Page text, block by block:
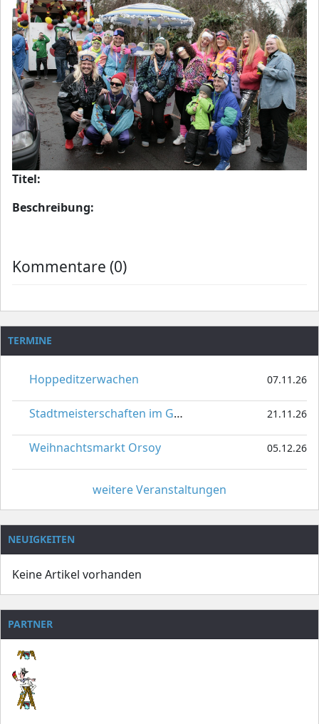
Titel:
Beschreibung:
Kommentare (0)
TERMINE
Hoppeditzerwachen 07.11.26
Stadtmeisterschaften im Gardetanz 21.11.26
Weihnachtsmarkt Orsoy 05.12.26
weitere Veranstaltungen
NEUIGKEITEN
Keine Artikel vorhanden
PARTNER